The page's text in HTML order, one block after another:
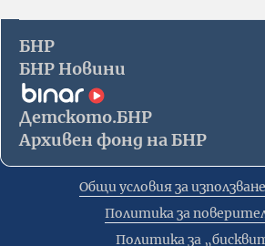
БНР
БНР Новини
Детското.БНР
Архивен фонд на БНР
Общи условия за
Политика за
Политика за